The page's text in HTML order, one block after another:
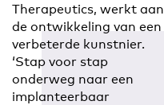
Therapeutics, werkt aan
de ontwikkeling van een
verbeterde kunstnier.
‘Stap voor stap
onderweg naar een
implanteerbaar